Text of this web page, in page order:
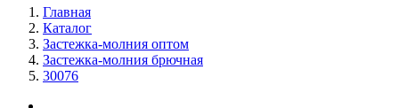
Главная
Каталог
Застежка-молния оптом
Застежка-молния брючная
30076